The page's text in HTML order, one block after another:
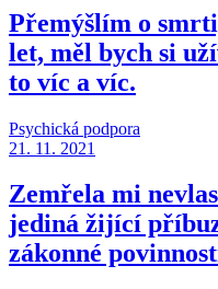
Přemýšlím o
let, měl bych si
to víc a víc.
Psychická podpora
21. 11. 2021
Zemřela mi
jediná žijící
zákonné